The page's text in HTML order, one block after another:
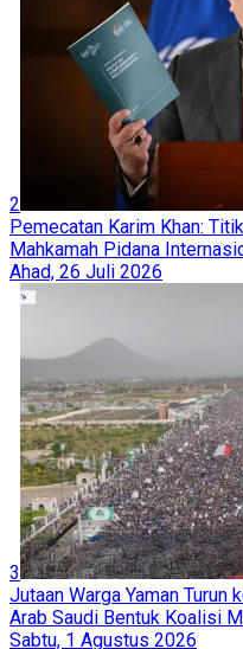
2
Pemecatan Karim Khan:
Mahkamah Pidana
Ahad, 26 Juli 2026
3
Jutaan Warga Yaman
Arab Saudi Bentuk Koalisi
Sabtu, 1 Agustus 2026